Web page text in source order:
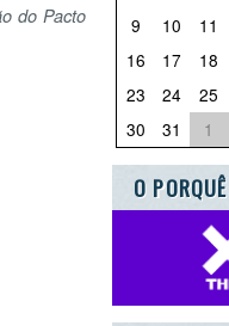
23
24 26 27 28
2 3 4
O PORQUÊ DAS NOTÍCIAS
O QUE QUER DEITAR